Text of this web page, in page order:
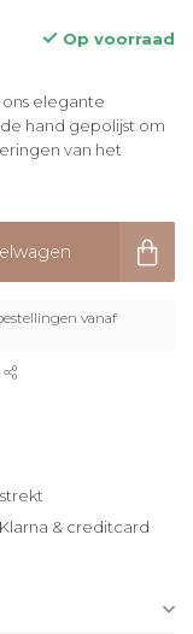
Op voorraad
elegante
hand gepolijst om
van het
vanaf
& creditcard